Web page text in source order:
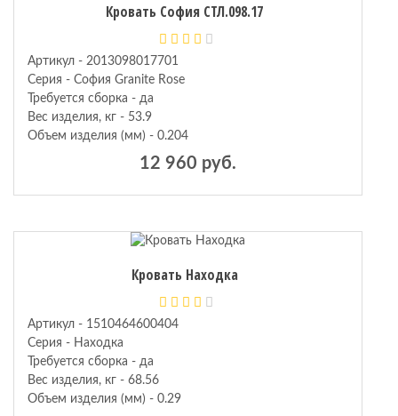
Кровать София СТЛ.098.17
Артикул - 2013098017701
Серия - София Granite Rose
Требуется сборка - да
Вес изделия, кг - 53.9
Объем изделия (мм) - 0.204
12 960 руб.
Кровать Находка
Артикул - 1510464600404
Серия - Находка
Требуется сборка - да
Вес изделия, кг - 68.56
Объем изделия (мм) - 0.29